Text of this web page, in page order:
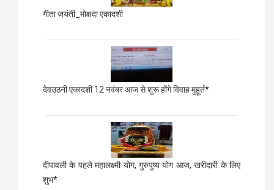
गीता जयंती_मोक्षदा एकादशी
देवउठनी एकादशी 12 नवंबर आज से शुरू होंगे विवाह मुहूर्त*
दीपावली के पहले महालक्ष्मी योग, गुरुपुष्य योग आज, खरीदारी के लिए
शुभ*